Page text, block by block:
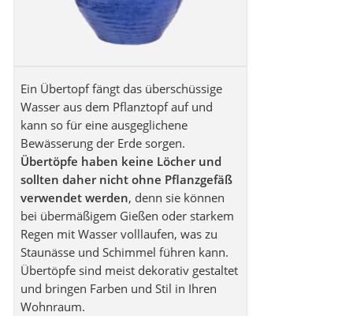
Ein Übertopf fängt das überschüssige
Wasser aus dem Pflanztopf auf und
kann so für eine ausgeglichene
Bewässerung der Erde sorgen.
Übertöpfe haben keine Löcher und
sollten daher nicht ohne Pflanzgefäß
verwendet werden, denn sie können
bei übermäßigem Gießen oder starkem
Regen mit Wasser volllaufen, was zu
Staunässe und Schimmel führen kann.
Übertöpfe sind meist dekorativ gestaltet
und bringen Farben und Stil in Ihren
Wohnraum.